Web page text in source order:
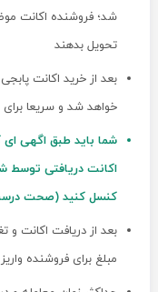
شد؛ فروشنده اکانت
تحویل بدهند
بعد از خرید اکانت
خواهد شد و سریعا برای
شما باید طبق اگهی ای
اکانت دریافتی توسط
کنسل کنید (صحت
بعد از دریافت اکانت و
مبلغ برای فروشنده